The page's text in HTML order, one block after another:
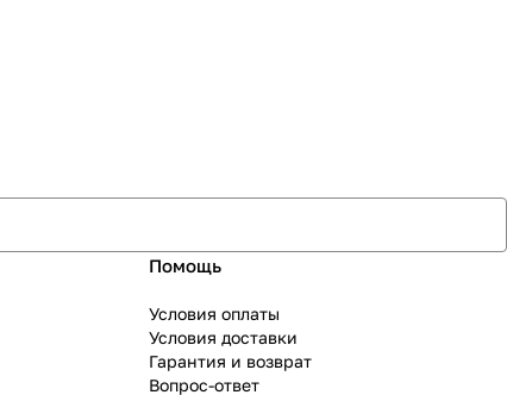
Помощь
Условия оплаты
Условия доставки
Гарантия и возврат
Вопрос-ответ